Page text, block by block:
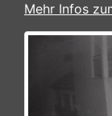
Mehr Infos